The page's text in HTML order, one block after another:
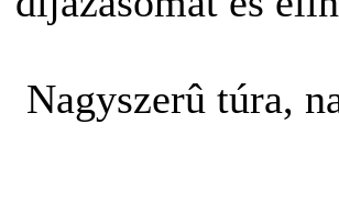
Nagyszerû túra,